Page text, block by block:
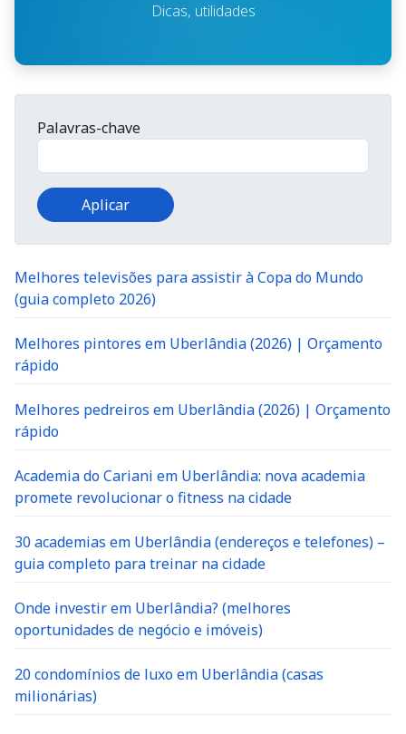
Dicas, utilidades
Palavras-chave
Melhores televisões para assistir à Copa do Mundo
(guia completo 2026)
Melhores pintores em Uberlândia (2026) | Orçamento
rápido
Melhores pedreiros em Uberlândia (2026) | Orçamento
rápido
Academia do Cariani em Uberlândia: nova academia
promete revolucionar o fitness na cidade
30 academias em Uberlândia (endereços e telefones) –
guia completo para treinar na cidade
Onde investir em Uberlândia? (melhores
oportunidades de negócio e imóveis)
20 condomínios de luxo em Uberlândia (casas
milionárias)